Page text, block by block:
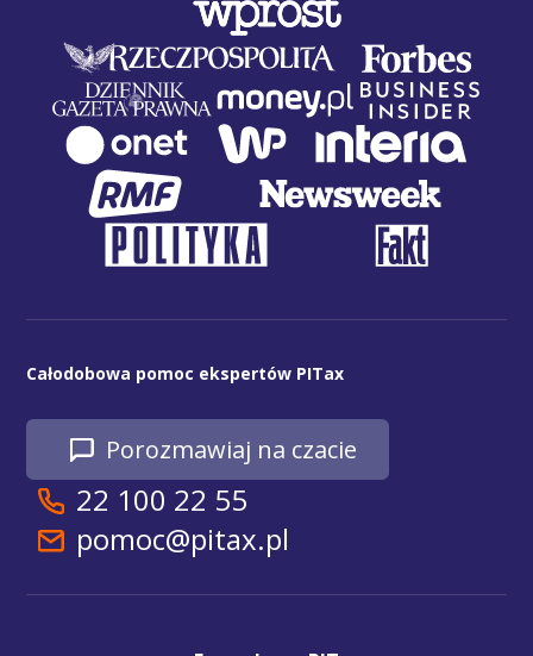
Całodobowa pomoc ekspertów PITax
Porozmawiaj na czacie
22 100 22 55
pomoc@pitax.pl